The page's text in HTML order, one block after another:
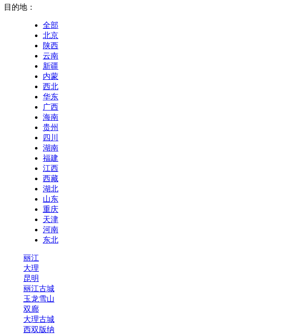
目的地：
全部
北京
陕西
云南
新疆
内蒙
西北
华东
广西
海南
贵州
四川
湖南
福建
江西
西藏
湖北
山东
重庆
天津
河南
东北
丽江
大理
昆明
丽江古城
玉龙雪山
双廊
大理古城
西双版纳